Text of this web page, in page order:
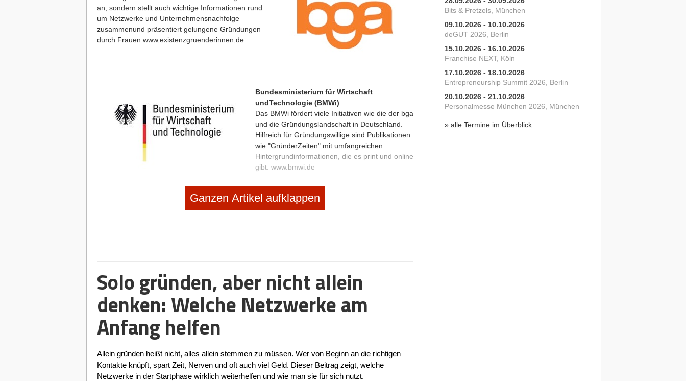
Bits & Pretzels, München
09.10.2026 - 10.10.2026
deGUT 2026, Berlin
15.10.2026 - 16.10.2026
Franchise NEXT, Köln
17.10.2026 - 18.10.2026
Entrepreneurship Summit 2026, Berlin
20.10.2026 - 21.10.2026
Personalmesse München 2026, München
» alle Termine im Überblick
an, sondern stellt auch wichtige Informationen rund
um Netzwerke und Unternehmensnachfolge
zusammenund präsentiert gelungene Gründungen
durch Frauen www.existenzgruenderinnen.de
Bundesministerium für Wirtschaft
undTechnologie (BMWi)
Das BMWi fördert viele Initiativen wie die der bga
und die Gründungslandschaft in Deutschland.
Hilfreich für Gründungswillige sind Publikationen
wie "GründerZeiten" mit umfangreichen
Hintergrundinformationen, die es print und online
gibt. www.bmwi.de
Deutscher Industrie- und Handelskammertag
Europäischer Sozialfonds (ESF)
Seit Gründung der Europäischen Wirt-
verschiedene Programme für Gründer wie ins
Gründercoaching oder in EXIST-Programme.
www.esf.de
Ganzen Artikel aufklappen
Solo gründen, aber nicht allein
denken: Welche Netzwerke am
Anfang helfen
Allein gründen heißt nicht, alles allein stemmen zu müssen. Wer von Beginn an die richtigen
Kontakte knüpft, spart Zeit, Nerven und oft auch viel Geld. Dieser Beitrag zeigt, welche
Netzwerke in der Startphase wirklich weiterhelfen und wie man sie für sich nutzt.